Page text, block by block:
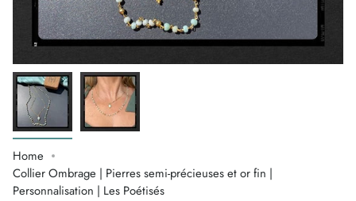
Home
Collier Ombrage | Pierres semi-précieuses et or fin |
Personnalisation | Les Poétisés